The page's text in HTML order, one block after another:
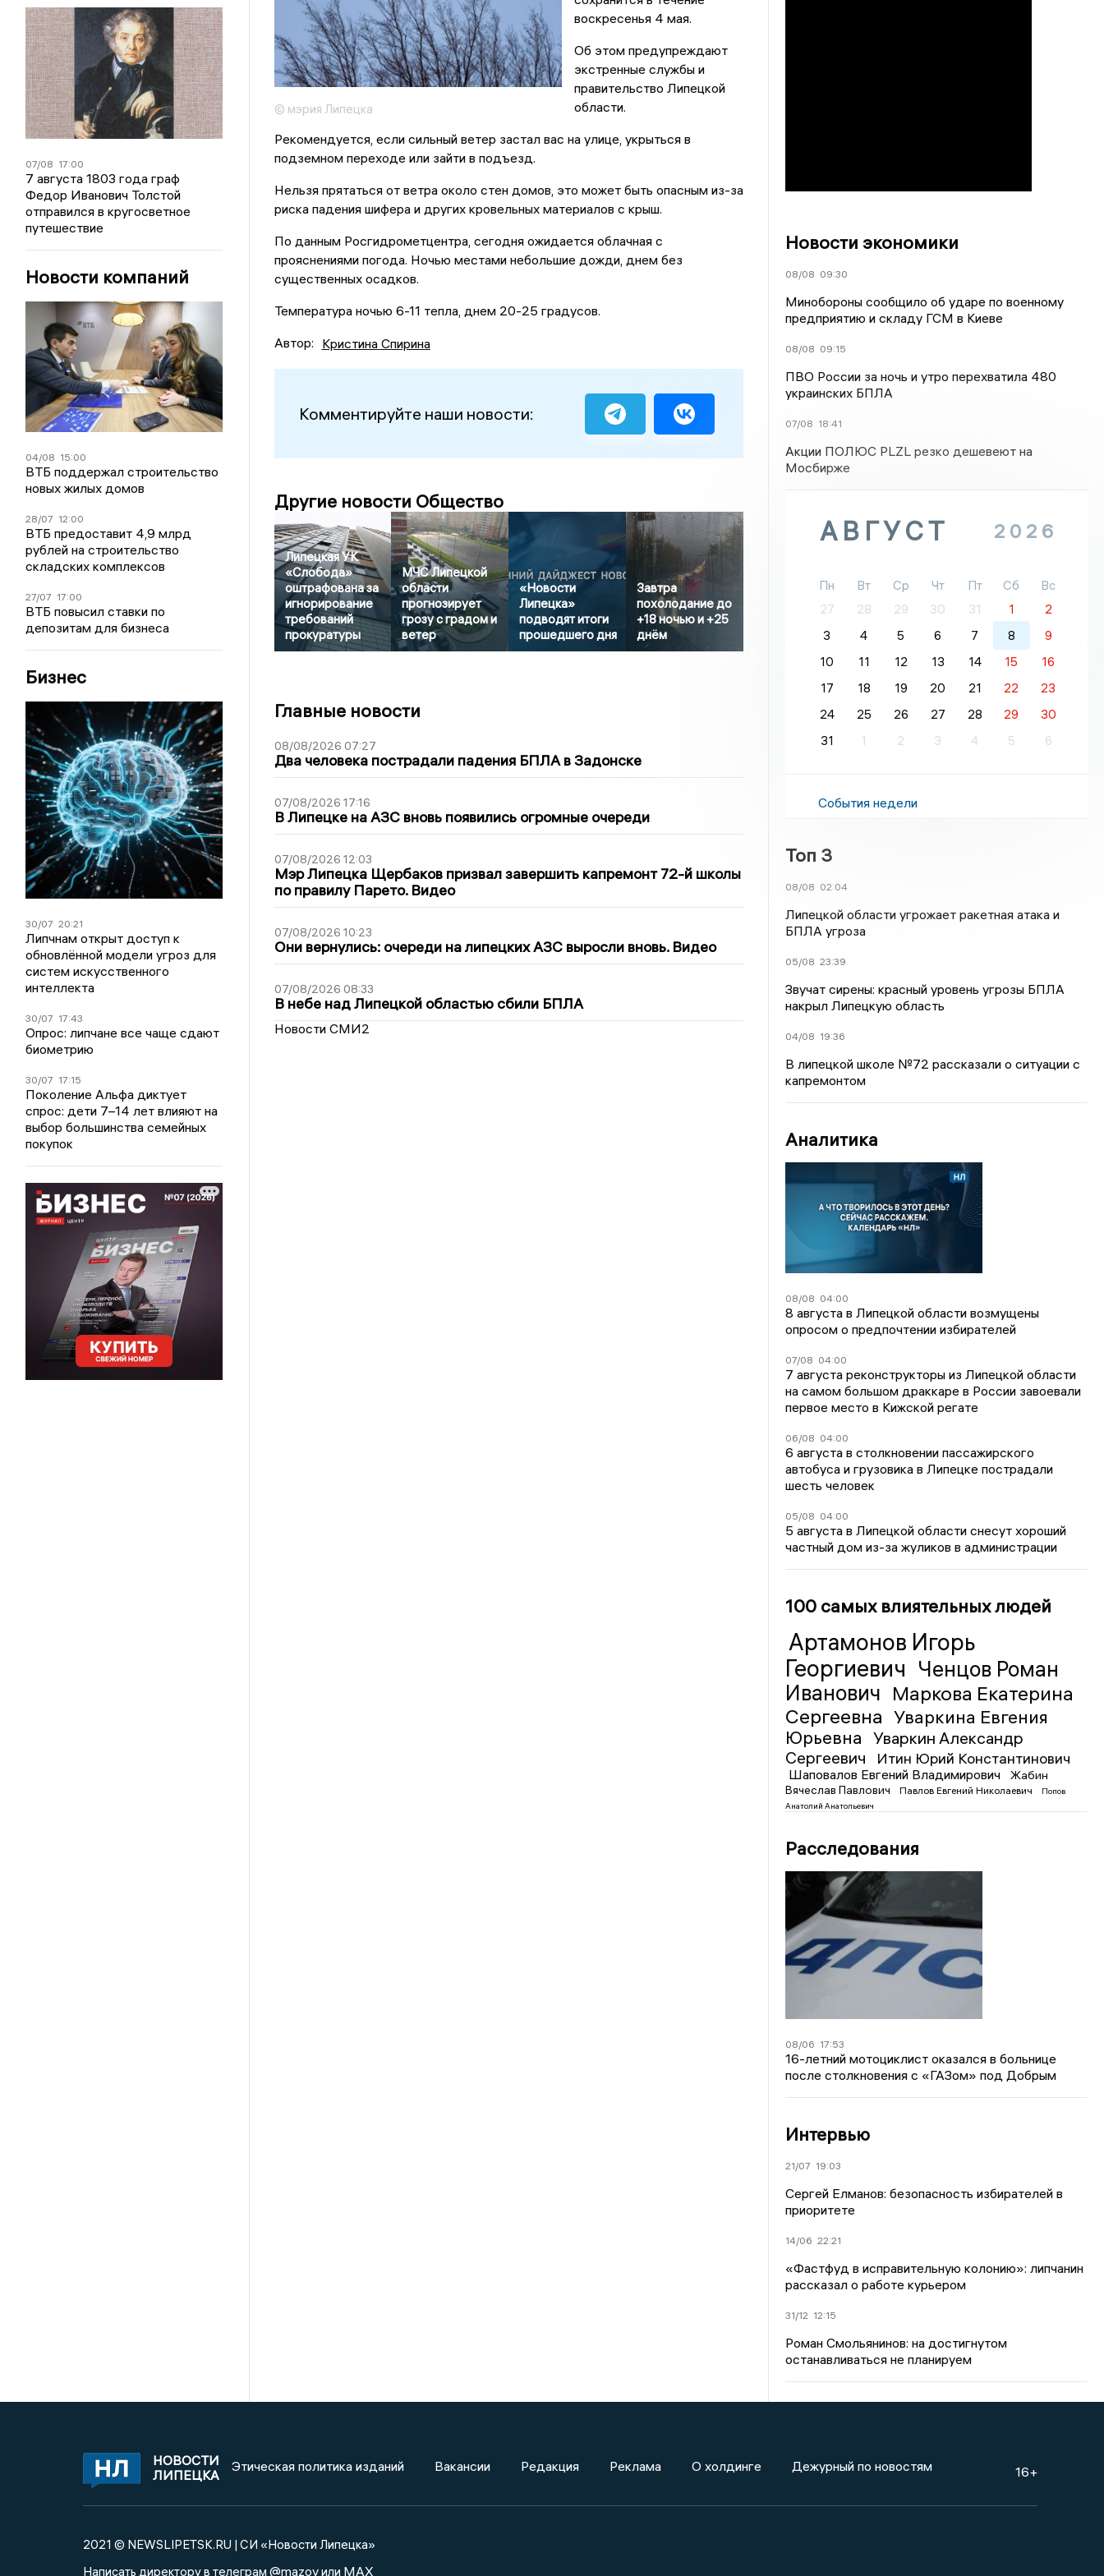
07/08 17:00
7 августа 1803 года граф
Федор Иванович Толстой
отправился в кругосветное
путешествие
Новости компаний
04/08 15:00
ВТБ поддержал строительство
новых жилых домов
28/07 12:00
ВТБ предоставит 4,9 млрд
рублей на строительство
складских комплексов
27/07 17:00
ВТБ повысил ставки по
депозитам для бизнеса
Бизнес
30/07 20:21
Липчнам открыт доступ к
обновлённой модели угроз для
систем искусственного
интеллекта
30/07 17:43
Опрос: липчане все чаще сдают
биометрию
30/07 17:15
Поколение Альфа диктует
спрос: дети 7–14 лет влияют на
выбор большинства семейных
покупок
© мэрия Липецка
воскресенья 4 мая.
Об этом предупреждают
экстренные службы и
правительство Липецкой
области.
Рекомендуется, если сильный ветер застал вас на улице, укрыться в
подземном переходе или зайти в подъезд.
Нельзя прятаться от ветра около стен домов, это может быть опасным из-за
риска падения шифера и других кровельных материалов с крыш.
По данным Росгидрометцентра, сегодня ожидается облачная с
прояснениями погода. Ночью местами небольшие дожди, днем без
существенных осадков.
Температура ночью 6-11 тепла, днем 20-25 градусов.
Автор: Кристина Спирина
Комментируйте наши новости:
Другие новости Общество
Липецкая УК
«Слобода»
оштрафована за
игнорирование
требований
прокуратуры
МЧС Липецкой
области
прогнозирует
грозу с градом и
ветер
«Новости
Липецка»
подводят итоги
прошедшего дня
Завтра
похолодание до
+18 ночью и +25
днём
Главные новости
08/08/2026 07:27
Два человека пострадали падения БПЛА в Задонске
07/08/2026 17:16
В Липецке на АЗС вновь появились огромные очереди
07/08/2026 12:03
Мэр Липецка Щербаков призвал завершить капремонт 72-й школы
по правилу Парето. Видео
07/08/2026 10:23
Они вернулись: очереди на липецких АЗС выросли вновь. Видео
07/08/2026 08:33
В небе над Липецкой областью сбили БПЛА
Новости СМИ2
Новости экономики
08/08 09:30
Минобороны сообщило об ударе по военному
предприятию и складу ГСМ в Киеве
08/08 09:15
ПВО России за ночь и утро перехватила 480
украинских БПЛА
07/08 18:41
Акции ПОЛЮС PLZL резко дешевеют на
Мосбирже
АВГУСТ 2026
Пн Вт Ср Чт Пт Сб
Вс
27
28 29 30 31 1
2
3
4 5 6 7 8
9
10
11 12 13 14 15
16
17
18 19 20 21 22
23
24
25 26 27 28 29
30
31
1 2 3 4 5 6
События недели
Топ 3
08/08 02:04
Липецкой области угрожает ракетная атака и
БПЛА угроза
05/08 23:39
Звучат сирены: красный уровень угрозы БПЛА
накрыл Липецкую область
04/08 19:36
В липецкой школе №72 рассказали о ситуации с
капремонтом
Аналитика
08/08 04:00
8 августа в Липецкой области возмущены
опросом о предпочтении избирателей
07/08 04:00
7 августа реконструкторы из Липецкой области
на самом большом драккаре в России завоевали
первое место в Кижской регате
06/08 04:00
6 августа в столкновении пассажирского
автобуса и грузовика в Липецке пострадали
шесть человек
05/08 04:00
5 августа в Липецкой области снесут хороший
частный дом из-за жуликов в администрации
100 самых влиятельных людей
Артамонов Игорь
Георгиевич Ченцов Роман
Иванович Маркова Екатерина
Сергеевна Уваркина Евгения
Юрьевна
Уваркин Александр
Сергеевич
Итин Юрий Константинович
Шаповалов Евгений Владимирович
Жабин
Вячеслав Павлович
Павлов Евгений Николаевич
Попов
Анатолий Анатольевич
Расследования
08/06 17:53
16-летний мотоциклист оказался в больнице
после столкновения с «ГАЗом» под Добрым
Интервью
21/07 19:03
Сергей Елманов: безопасность избирателей в
приоритете
14/06 22:21
«Фастфуд в исправительную колонию»: липчанин
рассказал о работе курьером
31/12 12:15
Роман Смольянинов: на достигнутом
останавливаться не планируем
НОВОСТИ
ЛИПЕЦКА
Этическая политика изданий Вакансии Редакция Реклама О холдинге Дежурный по новостям 16+
2021 © NEWSLIPETSK.RU | СИ «Новости Липецка»
Написать директору в телеграм @mazovили MAX